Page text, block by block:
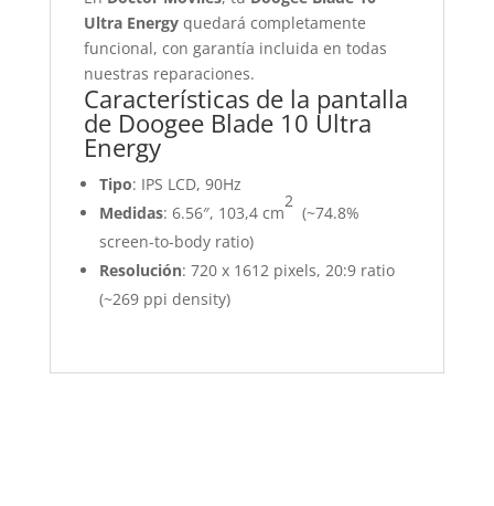
Ultra Energyquedará completamente
funcional, con garantía incluida en todas
nuestras reparaciones.
Características de la pantalla
de Doogee Blade 10 Ultra
Energy
Tipo: IPS LCD, 90Hz
Medidas: 6.56″, 103,4 cm
2
(~74.8%
screen-to-body ratio)
Resolución: 720 x 1612 pixels, 20:9 ratio
(~269 ppi density)